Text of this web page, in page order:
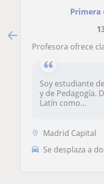
Primera
Profesora ofrece clase a
Soy estudiante
y de Pedagogía.
Latín como...
Madrid Capital
Se desplaza a